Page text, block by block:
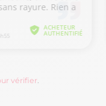
vérifier